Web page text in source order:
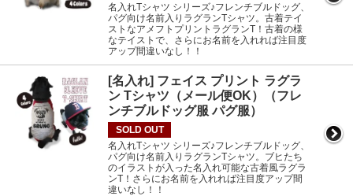
名入れTシャツ シリーズ♪フレンチブルドッグ、
パグ向け名前入りラグランTシャツ。古着テイ
ストなアメフトプリントラグランT！古着の様
なテイストで、さらにお名前を入れれば注目度
アップ間違いなし！！
[名入れ] フェイス プリント ラグラ
ン Tシャツ（メール便OK）（フレ
ンチブルドッグ服 パグ服）
SOLD OUT
名入れTシャツ シリーズ♪フレンチブルドッグ、
パグ向け名前入りラグランTシャツ。ブヒたち
のイラストが入った名入れ可能な古着風ラグラ
ンT！さらにお名前を入れれば注目度アップ間
違いなし！！